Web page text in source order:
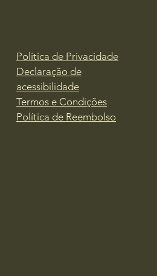
Política de Privacidade
Declaração de
acessibilidade
Termos e Condições
Política de Reembolso